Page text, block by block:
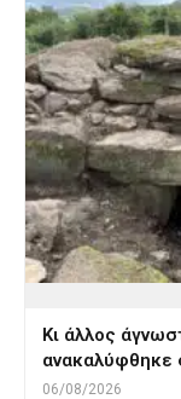
Κι άλλος
ανακαλύφθηκε
06/08/2026